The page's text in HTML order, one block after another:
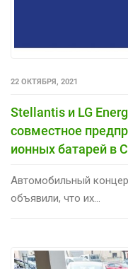
22 ОКТЯБРЯ, 2021
Stellantis и LG
совместное
ионных батарей в
Автомобильный
объявили, что их...